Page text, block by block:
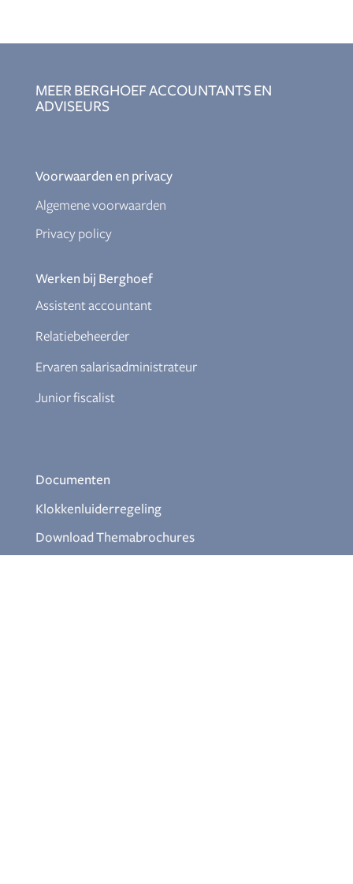
MEER BERGHOEF ACCOUNTANTS EN
ADVISEURS
Voorwaarden en privacy
Algemene voorwaarden
Privacy policy
Werken bij Berghoef
Assistent accountant
Relatiebeheerder
Ervaren salarisadministrateur
Junior fiscalist
Documenten
Klokkenluiderregeling
Download Themabrochures